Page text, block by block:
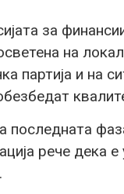
за
на
партија и на
последната
рече дека